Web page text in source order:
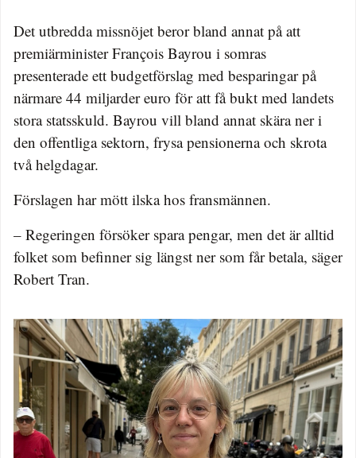
Det utbredda missnöjet beror bland annat på att
premiärminister François Bayrou i somras
presenterade ett budgetförslag med besparingar på
närmare 44 miljarder euro för att få bukt med landets
stora statsskuld. Bayrou vill bland annat skära ner i
den offentliga sektorn, frysa pensionerna och skrota
två helgdagar.
Förslagen har mött ilska hos fransmännen.
– Regeringen försöker spara pengar, men det är alltid
folket som befinner sig längst ner som får betala, säger
Robert Tran.